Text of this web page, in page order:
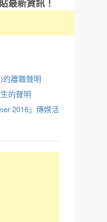
最新資訊！
的離職聲明
的聲明
2016」傳媒活